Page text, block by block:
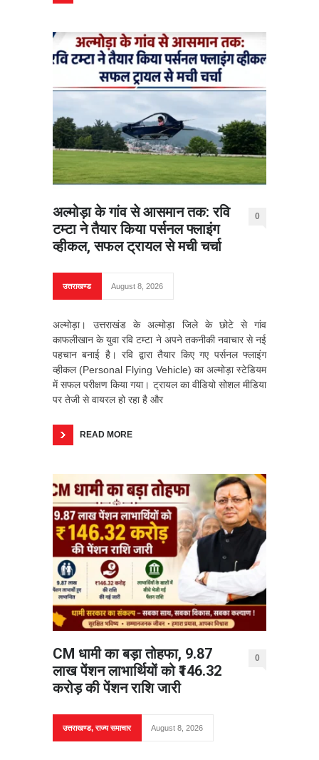
अल्मोड़ा के गांव से आसमान तक: रवि
टम्टा ने तैयार किया पर्सनल फ्लाइंग
व्हीकल, सफल ट्रायल से मची चर्चा
0
उत्तराखण्ड August 8, 2026
अल्मोड़ा। उत्तराखंड के अल्मोड़ा जिले के छोटे से गांव
काफलीखान के युवा रवि टम्टा ने अपने तकनीकी नवाचार से नई
पहचान बनाई है। रवि द्वारा तैयार किए गए पर्सनल फ्लाइंग
व्हीकल (Personal Flying Vehicle) का अल्मोड़ा स्टेडियम
में सफल परीक्षण किया गया। ट्रायल का वीडियो सोशल मीडिया
पर तेजी से वायरल हो रहा है और
READ MORE
CM धामी का बड़ा तोहफा, 9.87
लाख पेंशन लाभार्थियों को ₹146.32
करोड़ की पेंशन राशि जारी
0
उत्तराखण्ड,राज्य समाचार August 8, 2026